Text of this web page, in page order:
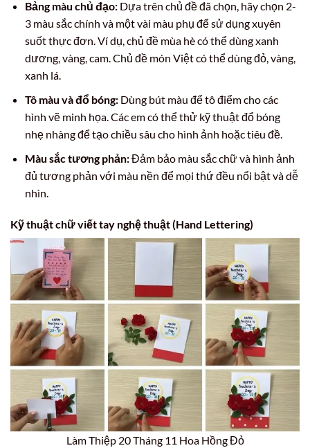
Bảng màu chủ đạo:Dựa trên chủ đề đã chọn, hãy chọn 2-
3 màu sắc chính và một vài màu phụ để sử dụng xuyên
suốt thực đơn. Ví dụ, chủ đề mùa hè có thể dùng xanh
dương, vàng, cam. Chủ đề món Việt có thể dùng đỏ, vàng,
xanh lá.
Tô màu và đổ bóng:Dùng bút màu để tô điểm cho các
hình vẽ minh họa. Các em có thể thử kỹ thuật đổ bóng
nhẹ nhàng để tạo chiều sâu cho hình ảnh hoặc tiêu đề.
Màu sắc tương phản:Đảm bảo màu sắc chữ và hình ảnh
đủ tương phản với màu nền để mọi thứ đều nổi bật và dễ
nhìn.
Kỹ thuật chữ viết tay nghệ thuật (Hand Lettering)
Làm Thiệp 20 Tháng 11 Hoa Hồng Đỏ